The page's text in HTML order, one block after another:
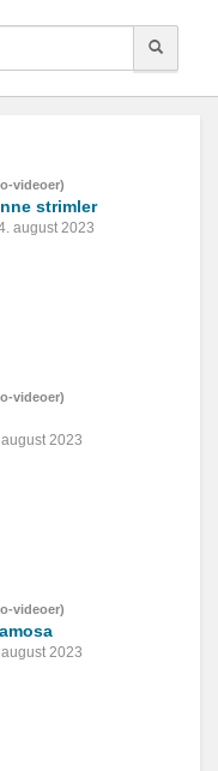
videoer)
strimler
august 2023
videoer)
2023
videoer)
2023